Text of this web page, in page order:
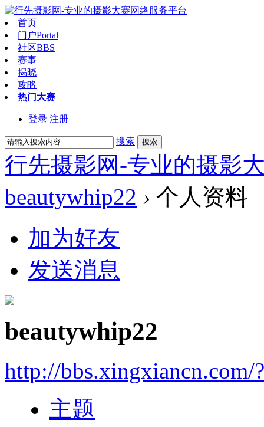
首页
门户Portal
社区BBS
赛事
揭晓
攻略
热门大赛
登录 注册
搜索 搜索
行先摄影网-专业的摄影
beautywhip22 › 个人资料
加为好友
发送消息
beautywhip22
http://bbs.xingxiancn.com/
主题